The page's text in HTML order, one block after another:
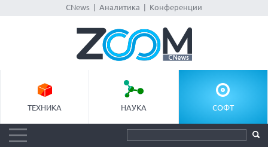
CNews Аналитика Конференции
ТЕХНИКА НАУКА СОФТ